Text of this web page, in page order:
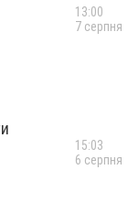
13:00
7 серпня
15:03
6 серпня